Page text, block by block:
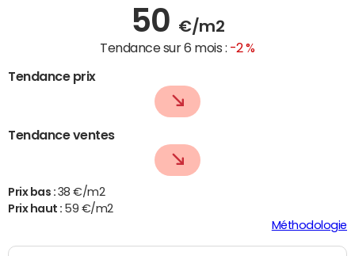
50 €/m2
Tendance sur 6 mois : -2 %
Tendance prix
Tendance ventes
Prix bas : 38 €/m2
Prix haut : 59 €/m2
Méthodologie